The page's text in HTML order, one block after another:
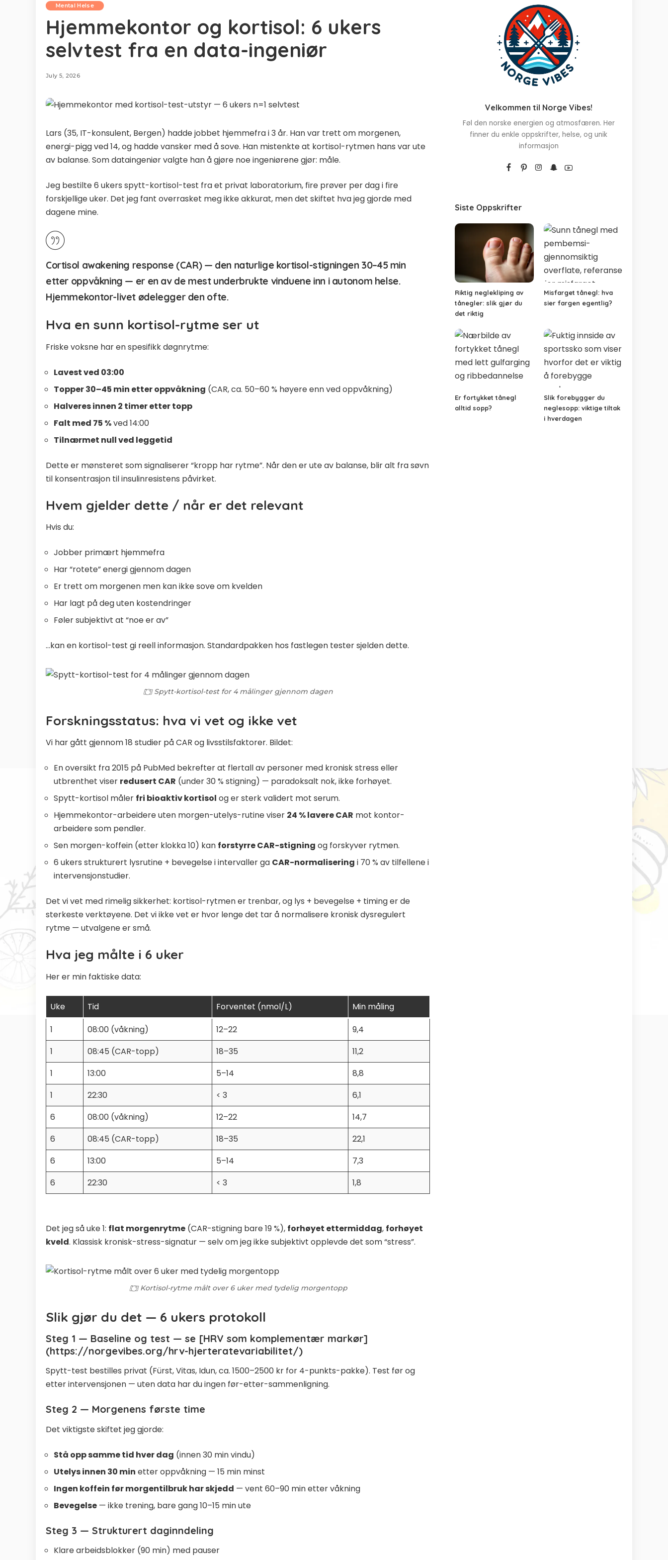
Mental Helse
Hjemmekontor og kortisol: 6 ukers
selvtest fra en data-ingeniør
July 5, 2026
Lars (35, IT-konsulent, Bergen) hadde jobbet hjemmefra i 3 år. Han var trett om morgenen,
energi-pigg ved 14, og hadde vansker med å sove. Han mistenkte at kortisol-rytmen hans var ute
av balanse. Som dataingeniør valgte han å gjøre noe ingeniørene gjør: måle.
Jeg bestilte 6 ukers spytt-kortisol-test fra et privat laboratorium, fire prøver per dag i fire
forskjellige uker. Det jeg fant overrasket meg ikke akkurat, men det skiftet hva jeg gjorde med
dagene mine.
Cortisol awakening response (CAR) — den naturlige kortisol-stigningen 30–45 min
etter oppvåkning — er en av de mest underbrukte vinduene inn i autonom helse.
Hjemmekontor-livet ødelegger den ofte.
Hva en sunn kortisol-rytme ser ut
Friske voksne har en spesifikk døgnrytme:
Lavest ved 03:00
Topper 30–45 min etter oppvåkning (CAR, ca. 50–60 % høyere enn ved oppvåkning)
Halveres innen 2 timer etter topp
Falt med 75 %ved 14:00
Tilnærmet null ved leggetid
Dette er mønsteret som signaliserer “kropp har rytme”. Når den er ute av balanse, blir alt fra søvn
til konsentrasjon tilinsulinresistens påvirket.
Hvem gjelder dette / når er det relevant
Hvis du:
Jobber primært hjemmefra
Har “rotete” energi gjennom dagen
Er trett om morgenen men kan ikke sove om kvelden
Har lagt på deg uten kostendringer
Føler subjektivt at “noe er av”
…kan en kortisol-test gi reell informasjon. Standardpakken hos fastlegen tester sjelden dette.
Spytt-kortisol-test for 4 målinger gjennom dagen
Forskningsstatus: hva vi vet og ikke vet
Vi har gått gjennom 18 studier på CAR og livsstilsfaktorer. Bildet:
Enoversikt fra 2015 på PubMed bekrefter at flertall av personer med kronisk stress eller
utbrenthet viser redusert CAR (under 30 % stigning) — paradoksalt nok, ikke forhøyet.
Spytt-kortisol måler fri bioaktiv kortisol og er sterk validert mot serum.
Hjemmekontor-arbeidere uten morgen-utelys-rutine viser 24 % lavere CAR mot kontor-
arbeidere som pendler.
Sen morgen-koffein (etter klokka 10) kan forstyrre CAR-stigning og forskyver rytmen.
6 ukers strukturert lysrutine + bevegelse i intervaller ga CAR-normalisering i 70 % av tilfellene i
intervensjonstudier.
Det vi vet med rimelig sikkerhet: kortisol-rytmen er trenbar, og lys + bevegelse + timing er de
sterkeste verktøyene. Det vi ikke vet er hvor lenge det tar å normalisere kronisk dysregulert
rytme — utvalgene er små.
Hva jeg målte i 6 uker
Her er min faktiske data:
Uke Tid Forventet (nmol/L)
Min måling
1
08:00 (våkning) 12–22
9,4
1
08:45 (CAR-topp) 18–35
11,2
1
13:00 5–14
8,8
1
22:30 < 3
6,1
6
08:00 (våkning) 12–22
14,7
6
08:45 (CAR-topp) 18–35
22,1
6
13:00 5–14
7,3
6
22:30 < 3 1,8
Det jeg så uke 1: flat morgenrytme (CAR-stigning bare 19 %), forhøyet ettermiddag, forhøyet
kveld. Klassisk kronisk-stress-signatur — selv om jeg ikke subjektivt opplevde det som “stress”.
Kortisol-rytme målt over 6 uker med tydelig morgentopp
Slik gjør du det — 6 ukers protokoll
Steg 1 — Baseline og test — se [HRV som komplementær markør]
(https://norgevibes.org/hrv-hjerteratevariabilitet/)
Spytt-test bestilles privat (Fürst, Vitas, Idun, ca. 1500–2500 kr for 4-punkts-pakke). Test før og
etter intervensjonen — uten data har du ingen før-etter-sammenligning.
Steg 2 — Morgenens første time
Det viktigste skiftet jeg gjorde:
Stå opp samme tid hver dag (innen 30 min vindu)
Utelys innen 30 min etter oppvåkning — 15 min minst
Ingen koffein før morgentilbruk har skjedd — vent 60–90 min etter våkning
Bevegelse — ikke trening, bare gang 10–15 min ute
Steg 3 — Strukturert daginndeling
Klare arbeidsblokker (90 min) med pauser
Velkommen til Norge Vibes!
Føl den norske energien og atmosfæren. Her
finner du enkle oppskrifter, helse, og unik
informasjon
Siste Oppskrifter
Riktig neglekliping av
tånegler: slik gjør du
det riktig
Misfarget tånegl: hva
sier fargen egentlig?
Er fortykket tånegl
alltid sopp?
Slik forebygger du
neglesopp: viktige tiltak
i hverdagen